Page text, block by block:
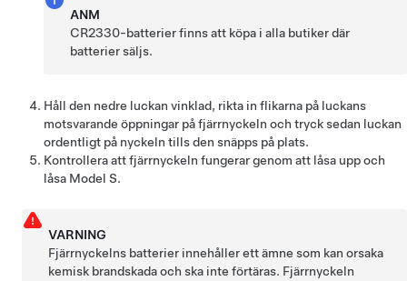
ANM
CR2330-batterier finns att köpa i alla butiker där
batterier säljs.
Håll den nedre luckan vinklad, rikta in flikarna på luckans
motsvarande öppningar på fjärrnyckeln och tryck sedan luckan
ordentligt på nyckeln tills den snäpps på plats.
Kontrollera att fjärrnyckeln fungerar genom att låsa upp och
låsa Model S.
VARNING
Fjärrnyckelns batterier innehåller ett ämne som kan orsaka
kemisk brandskada och ska inte förtäras. Fjärrnyckeln